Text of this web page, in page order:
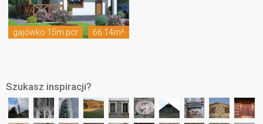
gajówko 15m pcr 66.14m²
Szukasz inspiracji?